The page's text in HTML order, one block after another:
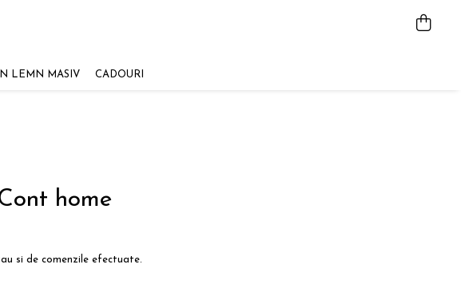
LEMN MASIV CADOURI
home
si de comenzile efectuate.